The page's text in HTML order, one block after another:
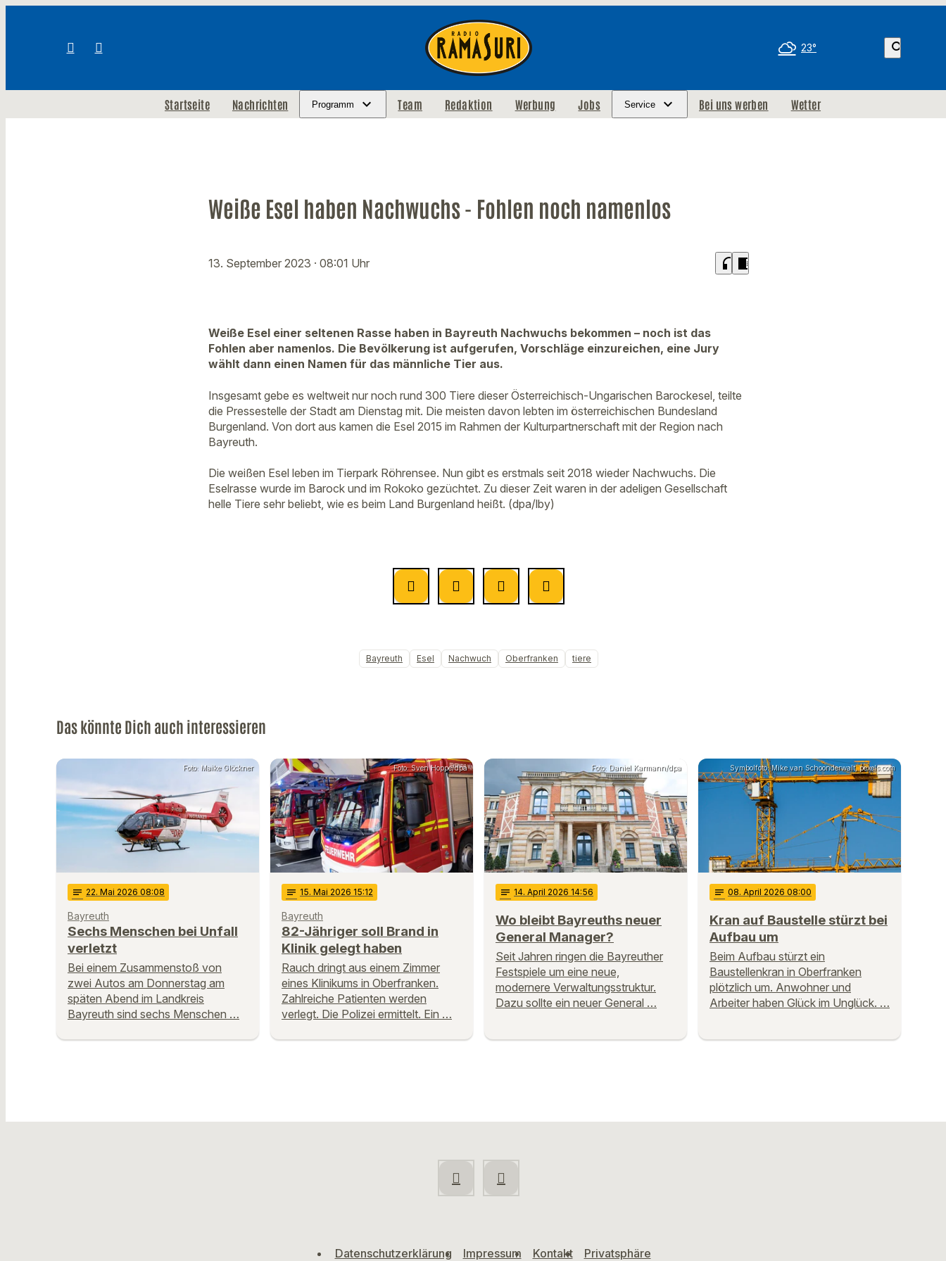
23° search
Startseite Nachrichten Programm Team Redaktion Werbung Jobs Service Bei uns werben Wetter
Weiße Esel haben Nachwuchs - Fohlen noch namenlos
13. September 2023 · 08:01 Uhr headphones chrome_reader_mode
Weiße Esel einer seltenen Rasse haben in Bayreuth Nachwuchs bekommen – noch ist das
Fohlen aber namenlos. Die Bevölkerung ist aufgerufen, Vorschläge einzureichen, eine Jury
wählt dann einen Namen für das männliche Tier aus.
Insgesamt gebe es weltweit nur noch rund 300 Tiere dieser Österreichisch-Ungarischen Barockesel, teilte
die Pressestelle der Stadt am Dienstag mit. Die meisten davon lebten im österreichischen Bundesland
Burgenland. Von dort aus kamen die Esel 2015 im Rahmen der Kulturpartnerschaft mit der Region nach
Bayreuth.
Die weißen Esel leben im Tierpark Röhrensee. Nun gibt es erstmals seit 2018 wieder Nachwuchs. Die
Eselrasse wurde im Barock und im Rokoko gezüchtet. Zu dieser Zeit waren in der adeligen Gesellschaft
helle Tiere sehr beliebt, wie es beim Land Burgenland heißt. (dpa/lby)
Bayreuth Esel Nachwuch Oberfranken tiere
Das könnte Dich auch interessieren
Foto: Maike Glöckner
notes 22. Mai 2026 08:08
Bayreuth
Sechs Menschen bei Unfall
verletzt
Bei einem Zusammenstoß von
zwei Autos am Donnerstag am
späten Abend im Landkreis
Bayreuth sind sechs Menschen …
Foto: Sven Hoppe/dpa
notes 15. Mai 2026 15:12
Bayreuth
82-Jähriger soll Brand in
Klinik gelegt haben
Rauch dringt aus einem Zimmer
eines Klinikums in Oberfranken.
Zahlreiche Patienten werden
verlegt. Die Polizei ermittelt. Ein …
Foto: Daniel Karmann/dpa
notes 14. April 2026 14:56
Wo bleibt Bayreuths neuer
General Manager?
Seit Jahren ringen die Bayreuther
Festspiele um eine neue,
modernere Verwaltungsstruktur.
Dazu sollte ein neuer General …
Symbolfoto: Mike van Schoonderwalt, pexels.com
notes 08. April 2026 08:00
Kran auf Baustelle stürzt bei
Aufbau um
Beim Aufbau stürzt ein
Baustellenkran in Oberfranken
plötzlich um. Anwohner und
Arbeiter haben Glück im Unglück. …
Datenschutzerklärung Impressum Kontakt Privatsphäre